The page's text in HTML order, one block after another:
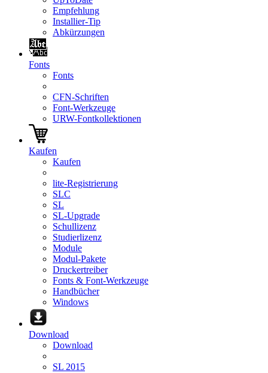
Empfehlung
Installier-Tip
Abkürzungen
Fonts
Fonts
CFN-Schriften
Font-Werkzeuge
URW-Fontkollektionen
Kaufen
Kaufen
lite-Registrierung
SLC
SL
SL-Upgrade
Schullizenz
Studierlizenz
Module
Modul-Pakete
Druckertreiber
Fonts & Font-Werkzeuge
Handbücher
Windows
Download
Download
SL 2015